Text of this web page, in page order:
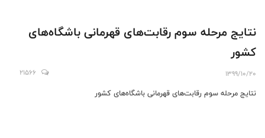
نتایج مرحله سوم رقابت‌های قهرمانی باشگاه‌های
کشور
1399/10/20
21566
نتایج مرحله سوم رقابت‌های قهرمانی باشگاه‌های کشور